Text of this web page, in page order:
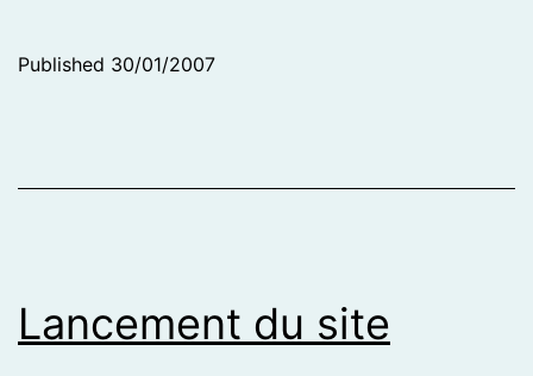
Published 30/01/2007
Lancement du site